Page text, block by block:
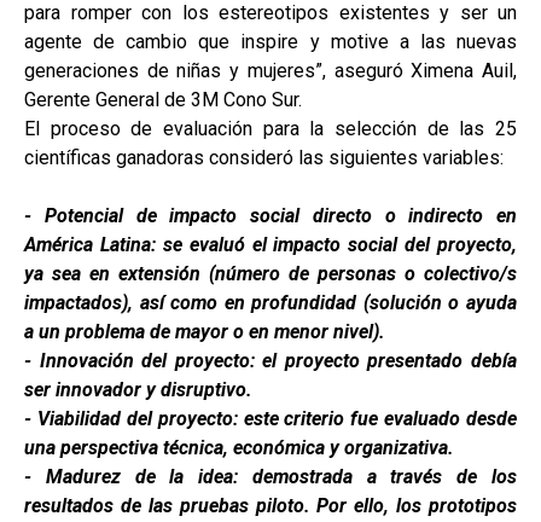
para romper con los estereotipos existentes y ser un
agente de cambio que inspire y motive a las nuevas
generaciones de niñas y mujeres”, aseguró Ximena Auil,
Gerente General de 3M Cono Sur.
El proceso de evaluación para la selección de las 25
científicas ganadoras consideró las siguientes variables:
- Potencial de impacto social directo o indirecto en
América Latina: se evaluó el impacto social del proyecto,
ya sea en extensión (número de personas o colectivo/s
impactados), así como en profundidad (solución o ayuda
a un problema de mayor o en menor nivel).
- Innovación del proyecto: el proyecto presentado debía
ser innovador y disruptivo.
- Viabilidad del proyecto: este criterio fue evaluado desde
una perspectiva técnica, económica y organizativa.
- Madurez de la idea: demostrada a través de los
resultados de las pruebas piloto. Por ello, los prototipos